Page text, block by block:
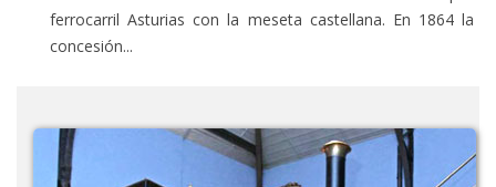
ferrocarril Asturias con la meseta castellana. En 1864 la
concesión...